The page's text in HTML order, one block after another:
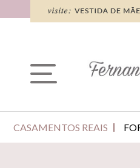
CASAMENTOS REAIS